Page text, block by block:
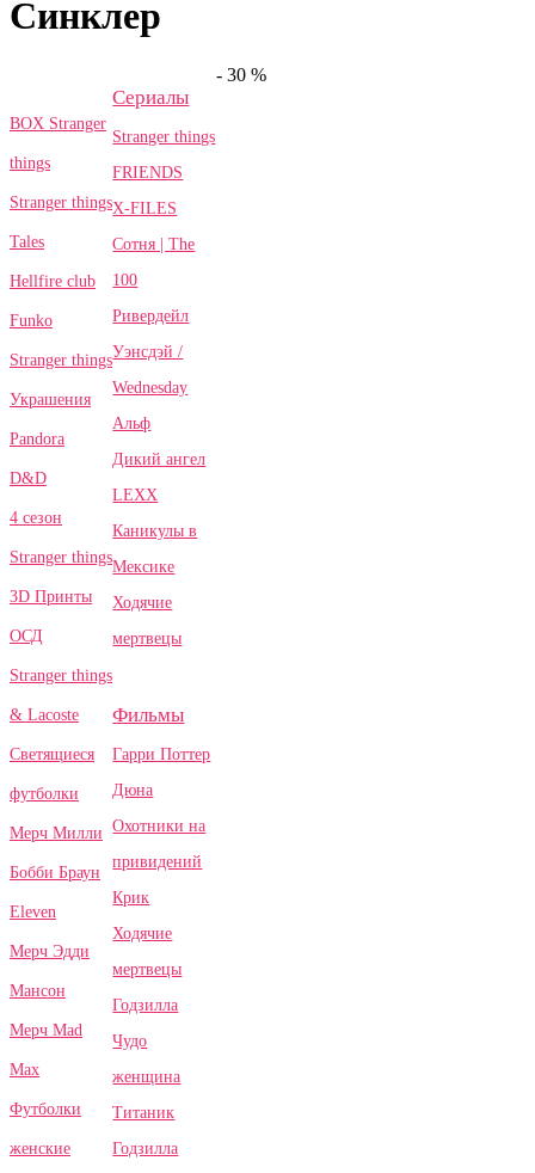
Синклер
BOX Stranger
things
Stranger things
Tales
Hellfire club
Funko
Stranger things
Украшения
Pandora
D&D
4 сезон
Stranger things
3D Принты
ОСД
Stranger things
& Lacoste
Светящиеся
футболки
Мерч Милли
Бобби Браун
Eleven
Мерч Эдди
Мансон
Мерч Mad
Max
Футболки
женские
Сериалы
Stranger things
FRIENDS
X-FILES
Сотня | The
100
Ривердейл
Уэнсдэй /
Wednesday
Альф
Дикий ангел
LEXX
Каникулы в
Мексике
Ходячие
мертвецы
Фильмы
Гарри Поттер
Дюна
Охотники на
привидений
Крик
Ходячие
мертвецы
Годзилла
Чудо
женщина
Титаник
Годзилла
- 30 %